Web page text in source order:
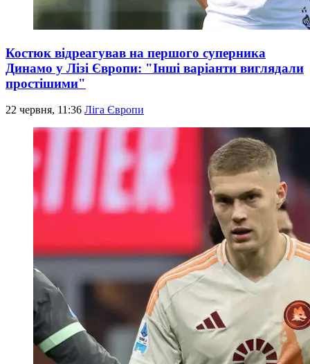
Костюк відреагував на першого суперника
Динамо у Лізі Європи: "Інші варіанти виглядали
простішими"
22 червня, 11:36 Ліга Європи